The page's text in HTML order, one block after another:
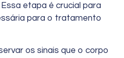
etapa é crucial para
para o tratamento
os sinais que o corpo